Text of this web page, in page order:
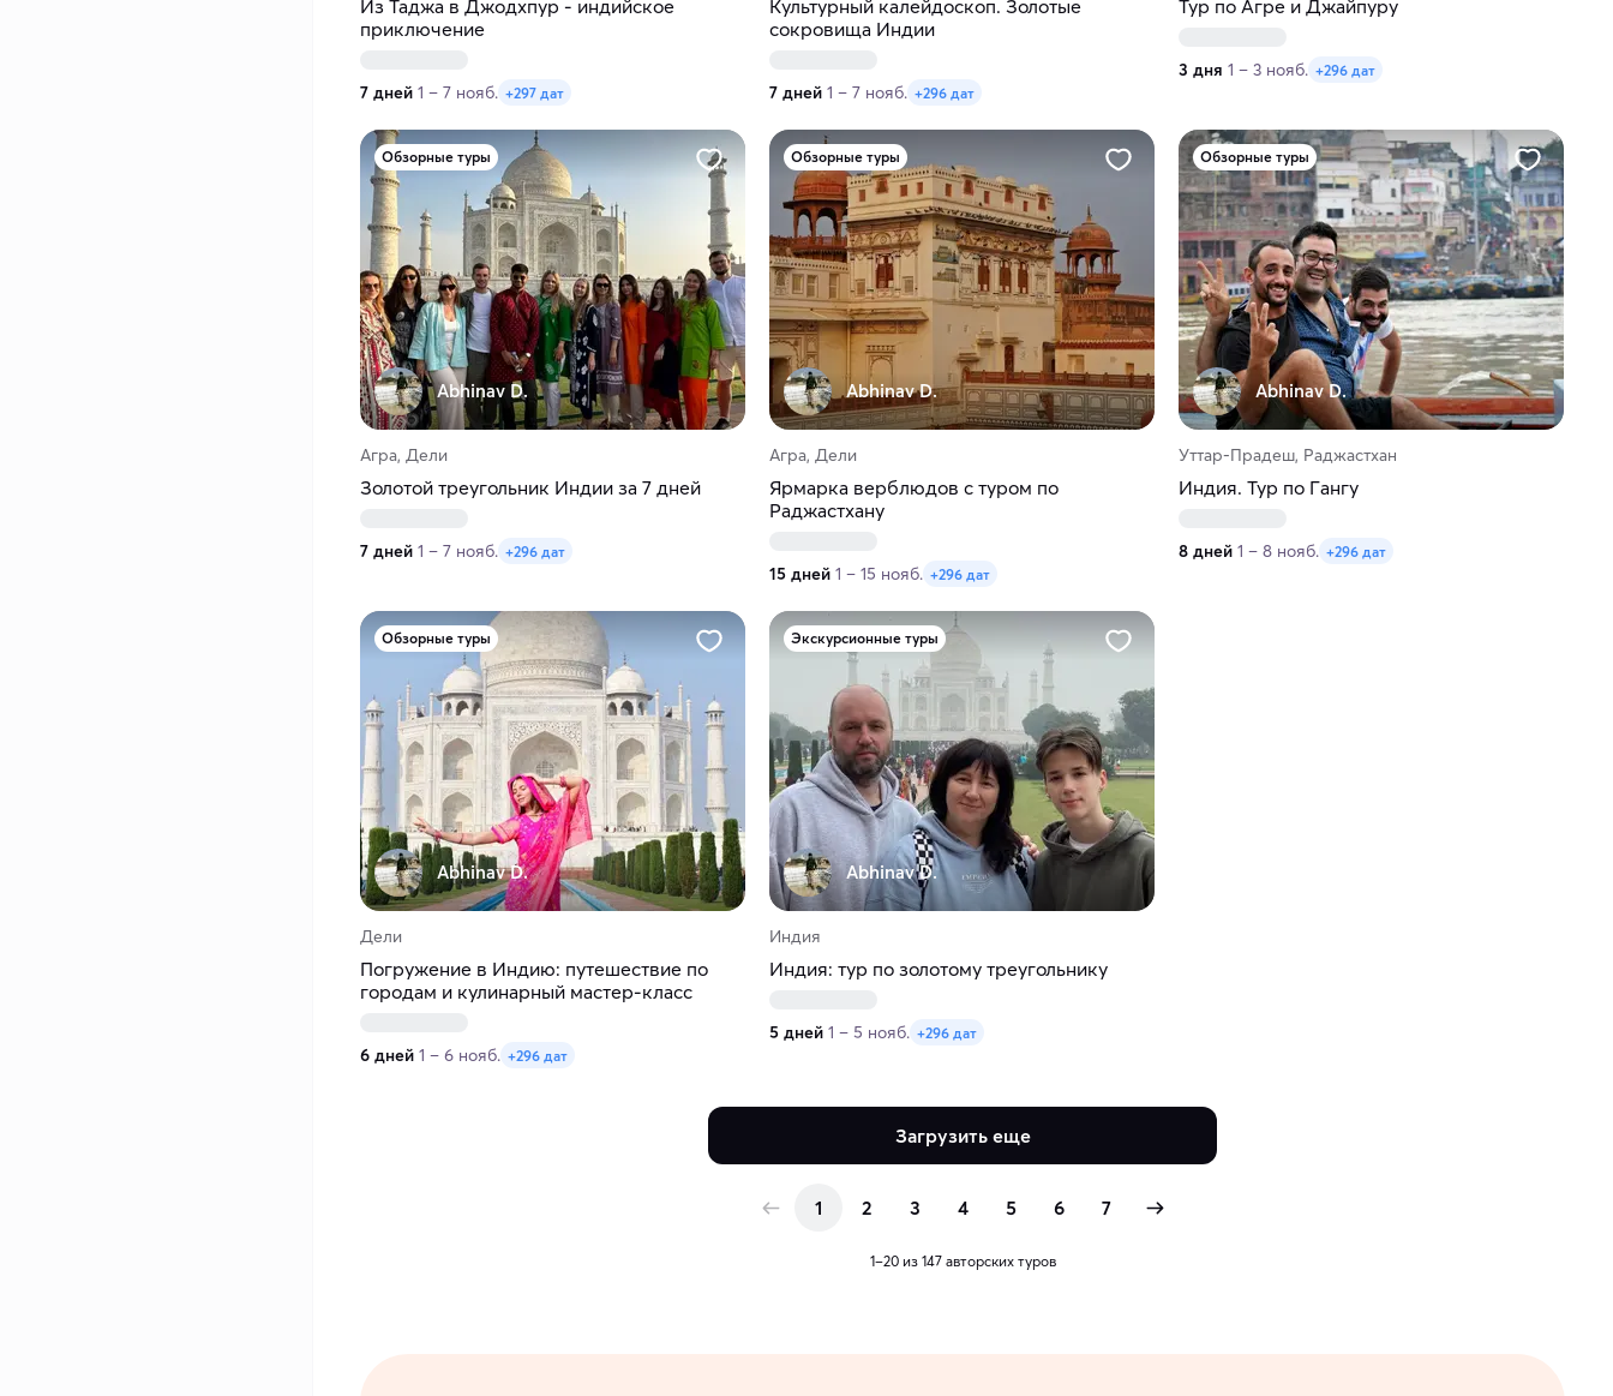
Из Таджа в Джодхпур - индийское
приключение
7 дней 1 – 7 нояб. +297 дат
Культурный калейдоскоп. Золотые
сокровища Индии
7 дней 1 – 7 нояб. +296 дат
Тур по Агре и Джайпуру
3 дня 1 – 3 нояб. +296 дат
Обзорные туры
Abhinav D.
Агра, Дели
Золотой треугольник Индии за 7 дней
7 дней 1 – 7 нояб. +296 дат
Обзорные туры
Abhinav D.
Агра, Дели
Ярмарка верблюдов с туром по
Раджастхану
15 дней 1 – 15 нояб. +296 дат
Обзорные туры
Abhinav D.
Уттар-Прадеш, Раджастхан
Индия. Тур по Гангу
8 дней 1 – 8 нояб. +296 дат
Обзорные туры
Abhinav D.
Дели
Погружение в Индию: путешествие по
городам и кулинарный мастер-класс
6 дней 1 – 6 нояб. +296 дат
Экскурсионные туры
Abhinav D.
Индия
Индия: тур по золотому треугольнику
5 дней 1 – 5 нояб. +296 дат
Загрузить еще
1 2 3 4 5 6 7
1–20 из 147 авторских туров